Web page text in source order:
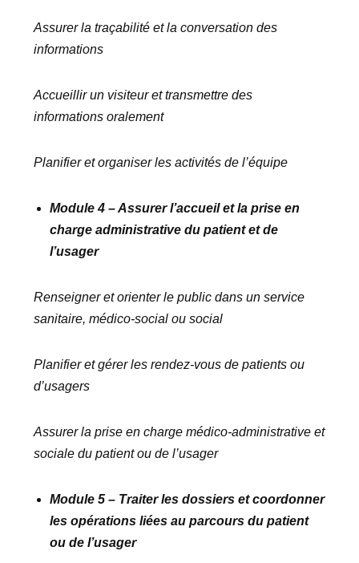
Assurer la traçabilité et la conversation des
informations
Accueillir un visiteur et transmettre des
informations oralement
Planifier et organiser les activités de l’équipe
Module 4 – Assurer l’accueil et la prise en
charge administrative du patient et de
l’usager
Renseigner et orienter le public dans un service
sanitaire, médico-social ou social
Planifier et gérer les rendez-vous de patients ou
d’usagers
Assurer la prise en charge médico-administrative et
sociale du patient ou de l’usager
Module 5 – Traiter les dossiers et coordonner
les opérations liées au parcours du patient
ou de l’usager